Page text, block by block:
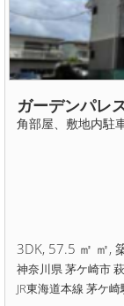
ガーデンパレ
角部屋、敷地内駐
3DK, 57.5 ㎡ ㎡,
神奈川県 茅ケ崎市
JR東海道本線 茅ケ